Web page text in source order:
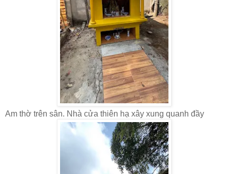
Am thờ trên sân. Nhà cửa thiên hạ xây xung quanh đầy